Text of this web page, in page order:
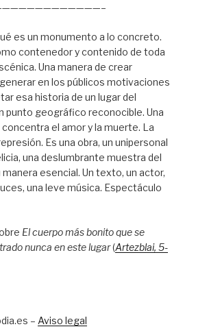
es un monumento a lo concreto.
contenedor y contenido de toda
Una manera de crear
en los públicos motivaciones
esa historia de un lugar del
punto geográfico reconocible. Una
el amor y la muerte. La
Es una obra, un unipersonal
una deslumbrante muestra del
esencial. Un texto, un actor,
una leve música. Espectáculo
El cuerpo más bonito que se
nunca en este lugar(Artezblai, 5-
– Aviso legal